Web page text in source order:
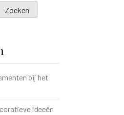
bij het
ideeën